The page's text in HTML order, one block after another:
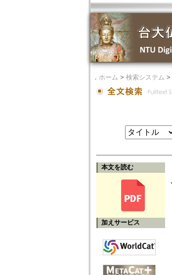
． ホーム > 検索システム >
本文を読む
加えサービス